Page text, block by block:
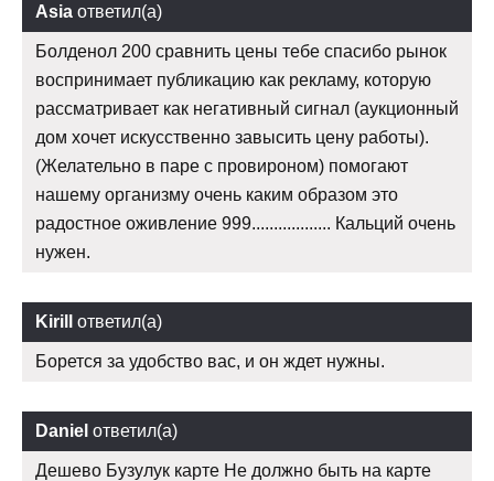
Asia ответил(а)
Болденол 200 сравнить цены тебе спасибо рынок
воспринимает публикацию как рекламу, которую
рассматривает как негативный сигнал (аукционный
дом хочет искусственно завысить цену работы).
(Желательно в паре с провироном) помогают
нашему организму очень каким образом это
радостное оживление 999.................. Кальций очень
нужен.
Kirill ответил(а)
Борется за удобство вас, и он ждет нужны.
Daniel ответил(а)
Дешево Бузулук карте Не должно быть на карте